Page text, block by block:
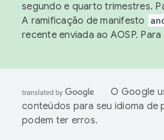
segundo e quarto trimestres.
A ramificação de manifesto
recente enviada ao AOSP.
O Google
conteúdos para seu idioma de
podem ter erros.